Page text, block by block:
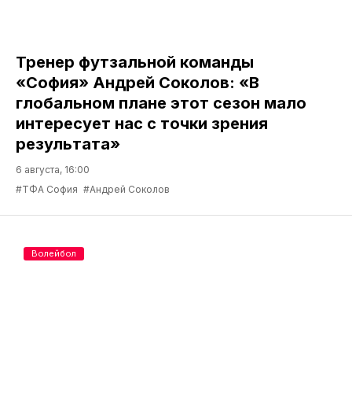
Тренер футзальной команды
«София» Андрей Соколов: «В
глобальном плане этот сезон мало
интересует нас с точки зрения
результата»
6 августа, 16:00
#ТФА София #Андрей Соколов
Волейбол